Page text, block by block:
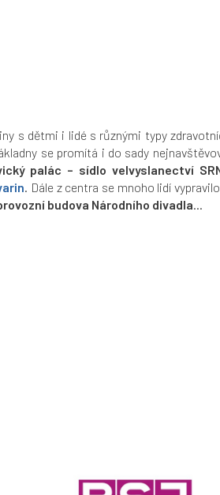
s dětmi i lidé s různými typy
se promítá i do sady
palác – sídlo velvyslanectví
. Dále z centra se mnoho lidí
budova Národního divadla...